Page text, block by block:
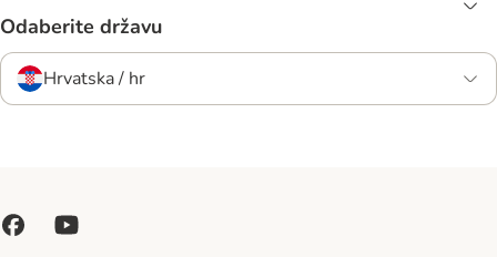
Odaberite državu
Hrvatska / hr